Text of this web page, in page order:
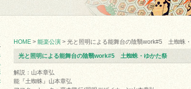
HOME > 能楽公演 > 光と照明による能舞台の陰翳work#5 土蜘蛛
光と照明による能舞台の陰翳work#5 土蜘蛛・ゆかた祭
解説：山本章弘
能『土蜘蛛』山本章弘